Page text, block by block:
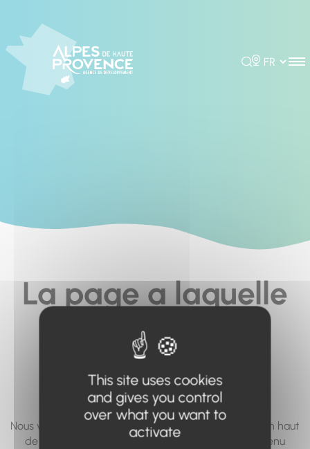
Rechercher
Choisir la
La page a laquelle
vous cherchez à
accéder n'existe
pas... ou plus.
Nous vous invitons à utiliser le moteur de recherche en haut
de page, ou à utiliser le menu pour trouver le contenu
This site uses cookies
and gives you control
over what you want to
activate